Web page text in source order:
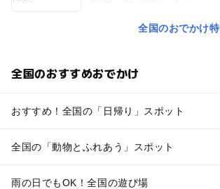
全国のおでかけ
全国のおすすめおでかけ
おすすめ！全国の「日帰り」スポット
全国の「動物とふれあう」スポット
雨の日でもOK！全国の遊び場